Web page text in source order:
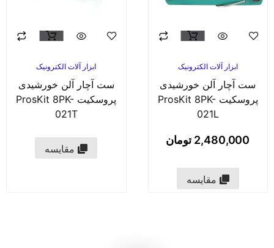
ابزار آلات الکترونیک
ست آچار آلن خورشیدی
پروسکیت ProsKit 8PK-
021L
2,480,000تومان
مقایسه
ابزار آلات الکترونیک
ست آچار آلن خورشیدی
پروسکیت ProsKit 8PK-
021T
مقایسه